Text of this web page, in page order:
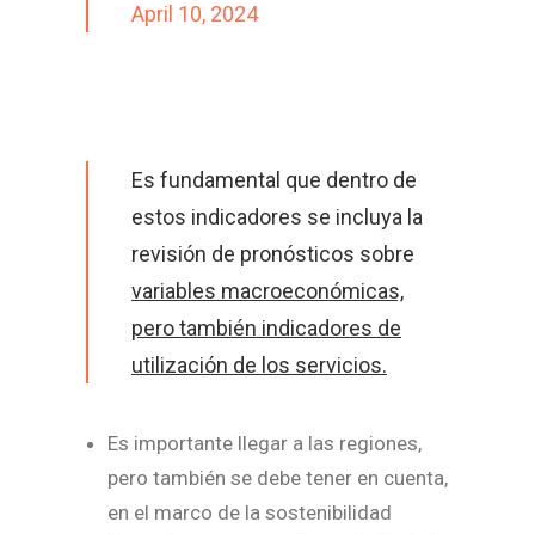
April 10, 2024
Es fundamental que dentro de
estos indicadores se incluya la
revisión de pronósticos sobre
variables macroeconómicas,
pero también indicadores de
utilización de los servicios.
Es importante llegar a las regiones,
pero también se debe tener en cuenta,
en el marco de la sostenibilidad